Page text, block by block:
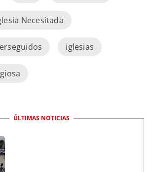
Necesitada
iglesias
ÚLTIMAS NOTICIAS